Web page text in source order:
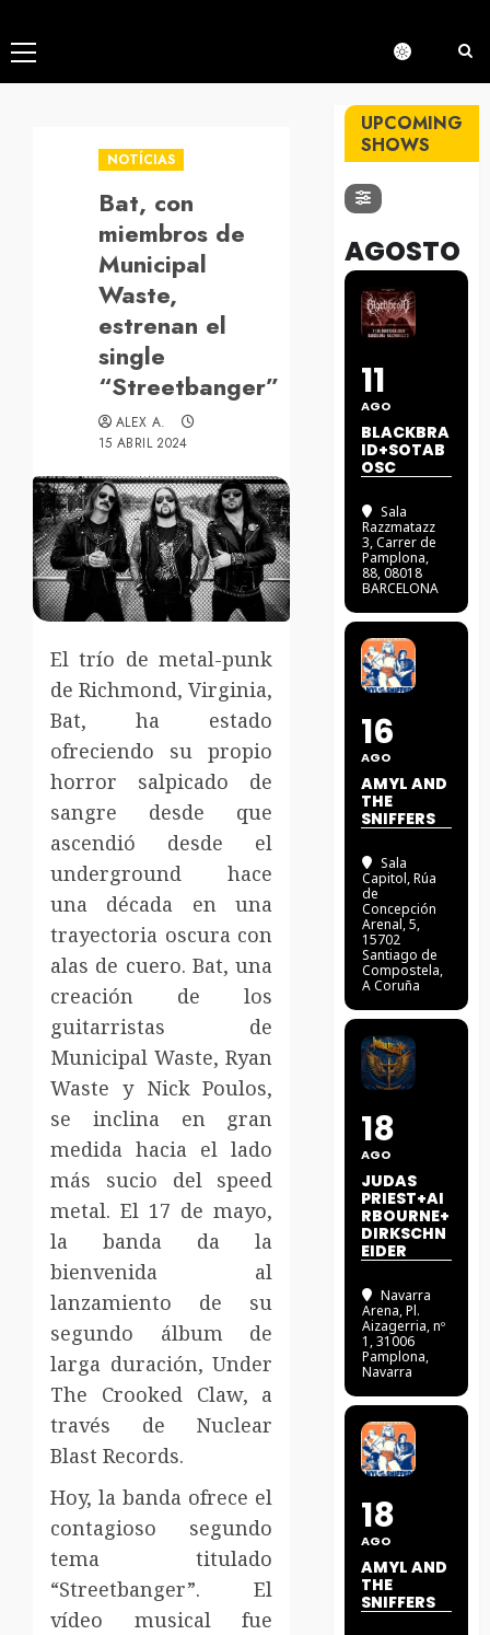
Menú
principal
NOTÍCIAS
Bat, con
miembros de
Municipal
Waste,
estrenan el
single
“Streetbanger”
ALEX A.
15 ABRIL 2024
El trío de metal-punk
de Richmond, Virginia,
Bat, ha estado
ofreciendo su propio
horror salpicado de
sangre desde que
ascendió desde el
underground hace
una década en una
trayectoria oscura con
alas de cuero. Bat, una
creación de los
guitarristas de
Municipal Waste, Ryan
Waste y Nick Poulos,
se inclina en gran
medida hacia el lado
más sucio del speed
metal. El 17 de mayo,
la banda da la
bienvenida al
lanzamiento de su
segundo álbum de
larga duración, Under
The Crooked Claw, a
través de Nuclear
Blast Records.
Hoy, la banda ofrece el
contagioso segundo
tema titulado
“Streetbanger”. El
vídeo musical fue
UPCOMING
SHOWS
AGOSTO
11
AGO
BLACKBRA
ID+SOTAB
OSC
Sala
Razzmatazz
3, Carrer de
Pamplona,
88, 08018
BARCELONA
16
AGO
AMYL AND
THE
SNIFFERS
Sala
Capitol, Rúa
de
Concepción
Arenal, 5,
15702
Santiago de
Compostela,
A Coruña
18
AGO
JUDAS
PRIEST+AI
RBOURNE+
DIRKSCHN
EIDER
Navarra
Arena, Pl.
Aizagerria, nº
1, 31006
Pamplona,
Navarra
18
AGO
AMYL AND
THE
SNIFFERS